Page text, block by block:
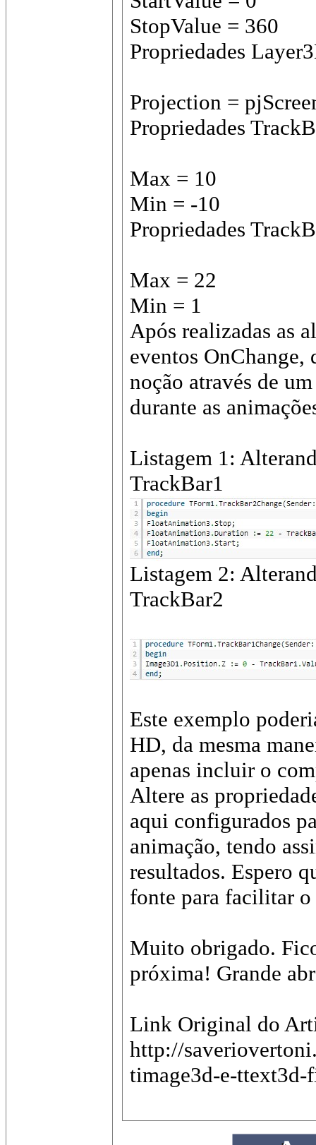
StopValue = 360
Propriedades
Projection =
Propriedades
Max = 10
Min = -10
Propriedades
Max = 22
Min = 1
Após realizadas as
eventos OnChange,
noção através de
durante as
Listagem 1:
TrackBar1
Listagem 2:
TrackBar2
Este exemplo
HD, da mesma
apenas incluir o
Altere as
aqui configurados
animação, tendo
resultados. Espero
fonte para facilitar o
Muito obrigado.
próxima! Grande
Link Original do
http://
timage3d-e-ttext3d-